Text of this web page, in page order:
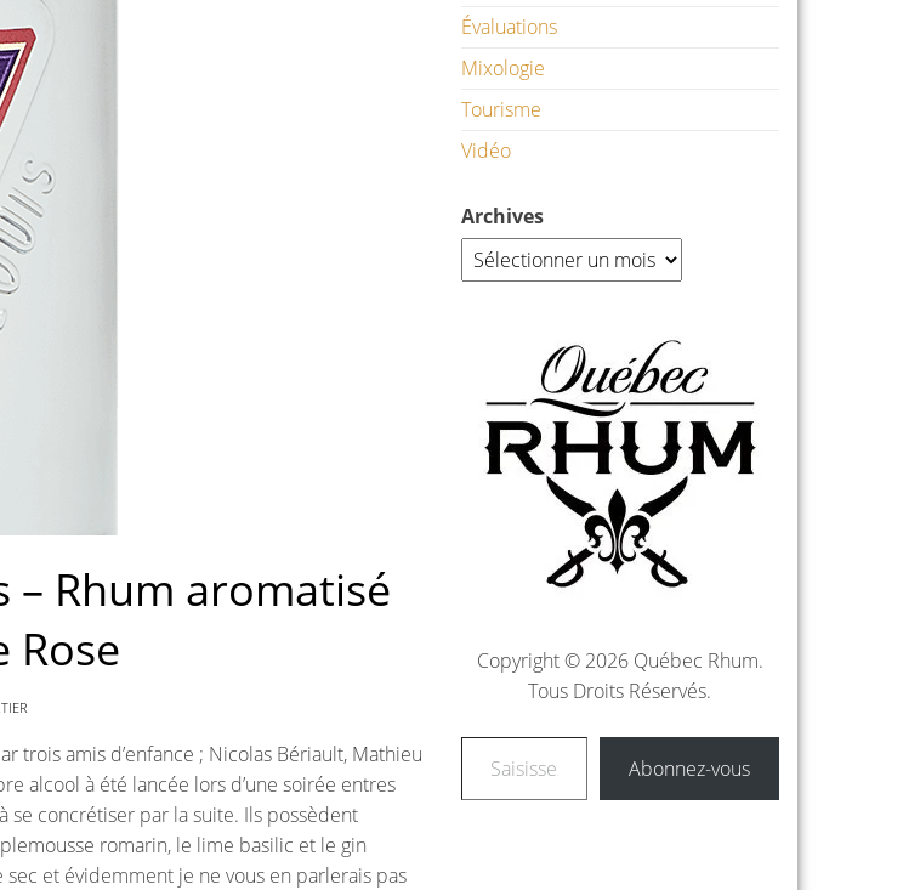
– Rhum aromatisé
Rose
trois amis d’enfance ; Nicolas Bériault, Mathieu
alcool à été lancée lors d’une soirée entres
se concrétiser par la suite. Ils possèdent
romarin, le lime basilic et le gin
et évidemment je ne vous en parlerais pas
Évaluations
Mixologie
Tourisme
Vidéo
Archives
Copyright © 2026 Québec Rhum.
Tous Droits Réservés.
Abonnez-vous